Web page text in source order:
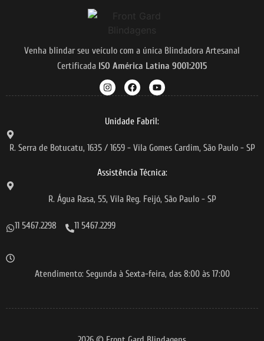
Venha blindar seu veículo com a única Blindadora Artesanal
Certificada ISO América Latina 9001:2015
Unidade Fabril:
R. Serra de Botucatu, 1635 / 1659 - Vila Gomes Cardim, São Paulo - SP
Assistência Técnica:
R. Água Rasa, 55, Vila Reg. Feijó, São Paulo - SP
11 5467.2298 11 5467.2299
Atendimento: Segunda à Sexta-feira, das 8:00 às 17:00